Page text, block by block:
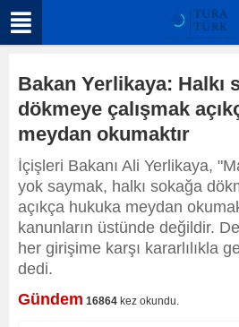
Bakan Yerlikaya: Halkı
dökmeye çalışmak
meydan okumaktır
İçişleri Bakanı Ali Yerlikaya,
yok saymak, halkı sokağa
açıkça hukuka meydan
kanunların üstünde değildir.
her girişime karşı kararlılıkla
dedi.
Gündem 16864 kez okundu.